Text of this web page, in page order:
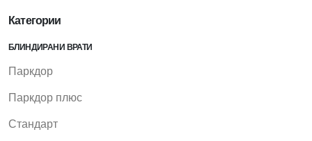
Категории
БЛИНДИРАНИ ВРАТИ
Паркдор
Паркдор плюс
Стандарт